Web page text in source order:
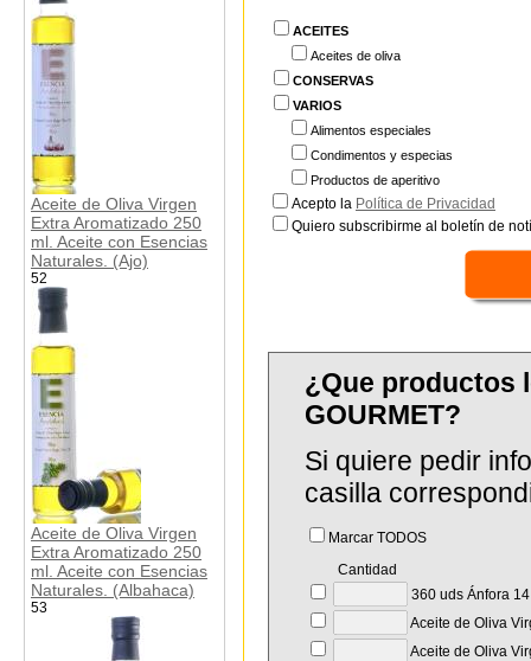
Aceite de Oliva Virgen
Extra Aromatizado 250
ml. Aceite con Esencias
Naturales. (Ajo)
52
Aceite de Oliva Virgen
Extra Aromatizado 250
ml. Aceite con Esencias
Naturales. (Albahaca)
53
ACEITES
Aceites de oliva
CONSERVAS
VARIOS
Alimentos especiales
Condimentos y especias
Productos de aperitivo
Acepto la Política de Privacidad
Quiero subscribirme al boletín de
¿Que productos
GOURMET?
Si quiere pedir
casilla
Marcar TODOS
Cantidad
360 uds Ánfora
Aceite de Oliva
Aceite de Oliva